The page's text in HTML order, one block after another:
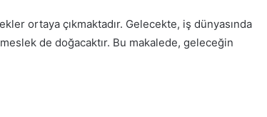
ortaya çıkmaktadır. Gelecekte, iş dünyasında
de doğacaktır. Bu makalede, geleceğin